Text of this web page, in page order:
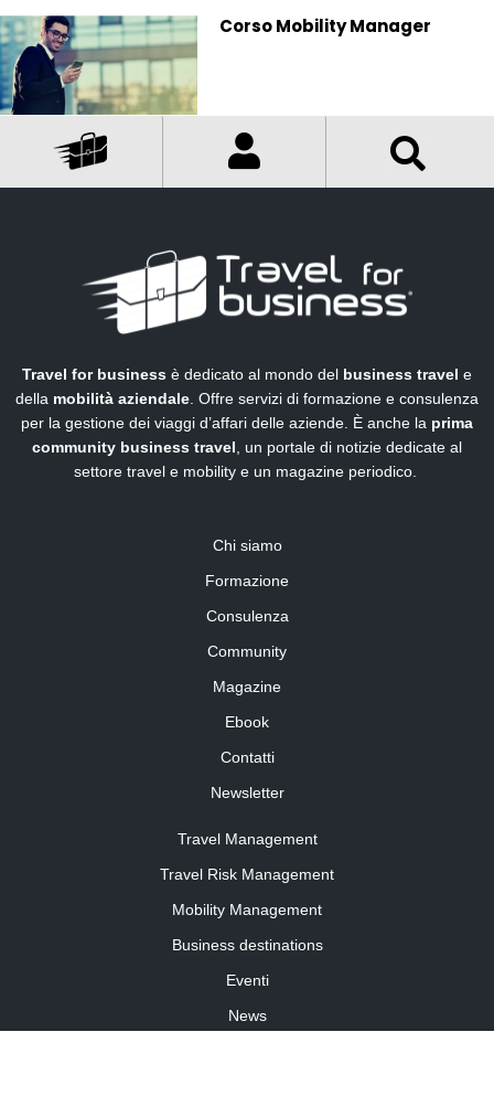
Corso Mobility Manager
Travel for business è dedicato al mondo del business travel e
della mobilità aziendale. Offre servizi di formazione e consulenza
per la gestione dei viaggi d’affari delle aziende. È anche la prima
community business travel, un portale di notizie dedicate al
settore travel e mobility e un magazine periodico.
Chi siamo
Formazione
Consulenza
Community
Magazine
Ebook
Contatti
Newsletter
Travel Management
Travel Risk Management
Mobility Management
Business destinations
Eventi
News